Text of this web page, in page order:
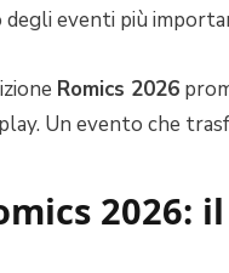
degli eventi più
Romics 2026
Un evento che
2026: